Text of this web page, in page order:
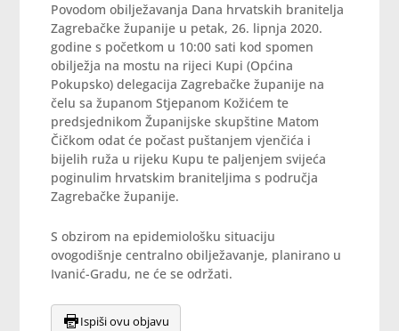
Povodom obilježavanja Dana hrvatskih branitelja
Zagrebačke županije u petak, 26. lipnja 2020.
godine s početkom u 10:00 sati kod spomen
obilježja na mostu na rijeci Kupi (Općina
Pokupsko) delegacija Zagrebačke županije na
čelu sa županom Stjepanom Kožićem te
predsjednikom Županijske skupštine Matom
Čičkom odat će počast puštanjem vjenčića i
bijelih ruža u rijeku Kupu te paljenjem svijeća
poginulim hrvatskim braniteljima s područja
Zagrebačke županije.
S obzirom na epidemiološku situaciju
ovogodišnje centralno obilježavanje, planirano u
Ivanić-Gradu, ne će se održati.
Ispiši ovu objavu